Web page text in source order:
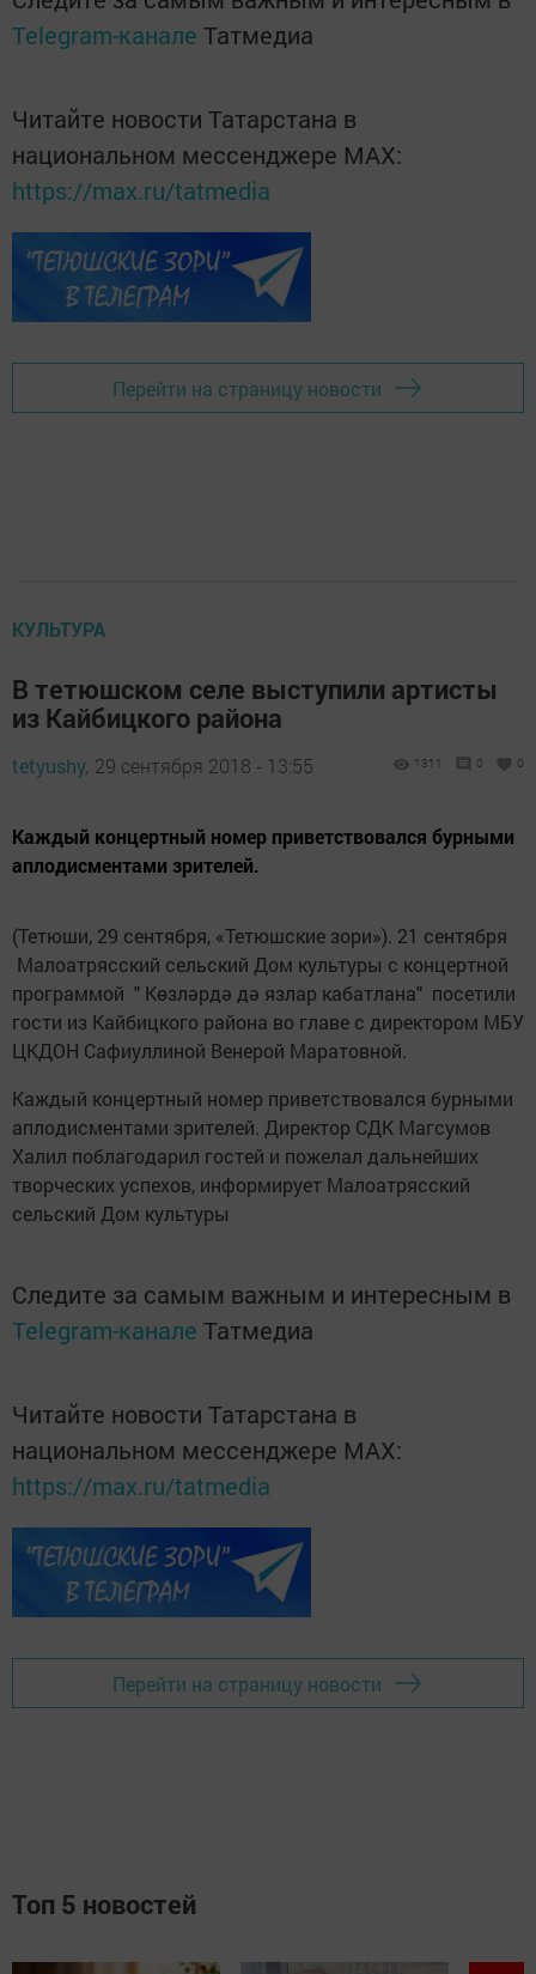
Telegram-канале Татмедиа
Читайте новости Татарстана в
национальном мессенджере MАХ:
https://max.ru/tatmedia
Перейти на страницу новости
КУЛЬТУРА
В тетюшском селе выступили артисты
из Кайбицкого района
tetyushy, 29 сентября 2018 - 13:55 1311 0 0
Каждый концертный номер приветствовался бурными
аплодисментами зрителей.
(Тетюши, 29 сентября, «Тетюшские зори»). 21 сентября
Малоатрясский сельский Дом культуры с концертной
программой " Көзләрдә дә язлар кабатлана" посетили
гости из Кайбицкого района во главе с директором МБУ
ЦКДОН Сафиуллиной Венерой Маратовной.
Каждый концертный номер приветствовался бурными
аплодисментами зрителей. Директор СДК Магсумов
Халил поблагодарил гостей и пожелал дальнейших
творческих успехов, информирует Малоатрясский
сельский Дом культуры
Следите за самым важным и интересным в
Telegram-канале Татмедиа
Читайте новости Татарстана в
национальном мессенджере MАХ:
https://max.ru/tatmedia
Перейти на страницу новости
Топ 5 новостей